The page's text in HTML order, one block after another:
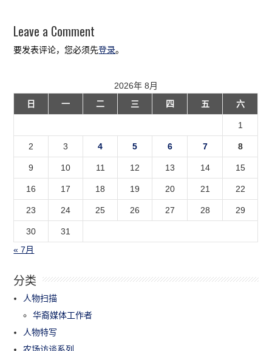
Leave a Comment
要发表评论，您必须先登录。
2026年 8月
日
一 二 三 四 五 六
1
2 3 4 5 6 7 8
9 10 11 12 13 14 15
16 17 18 19 20 21 22
23 24 25 26 27 28 29
30
31
« 7月
分类
人物扫描
华裔媒体工作者
人物特写